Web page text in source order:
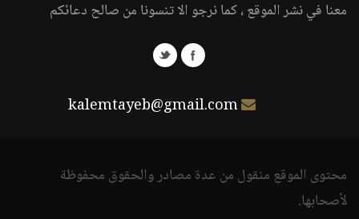
معنا في نشر الموقع ، كما نرجو الا تنسونا من صالح دعائكم
kalemtayeb@gmail.com
محتوى الموقع منقول من عدة مصادر والحقوق محفوظة
لأصحابها.